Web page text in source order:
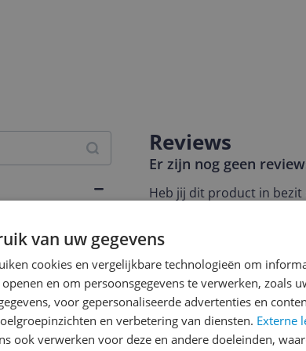
Reviews
Er zijn nog geen
Heb jij dit product in bezit
met het schrijven van je
een review gemiddeld
andere bezoekers een
€250,-! Klik hier voor de
Cijfer
Welk cijfer geef jij dit
van uw gegevens
cookies en vergelijkbare technologieën om
en om persoonsgegevens te verwerken, zoals
voor gepersonaliseerde advertenties en
en verbetering van diensten. Externe
ook verwerken voor deze en andere doeleinden,